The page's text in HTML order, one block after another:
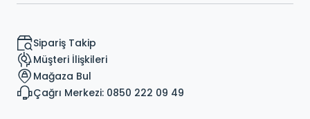
Sipariş Takip
Müşteri İlişkileri
Mağaza Bul
Çağrı Merkezi: 0850 222 09 49